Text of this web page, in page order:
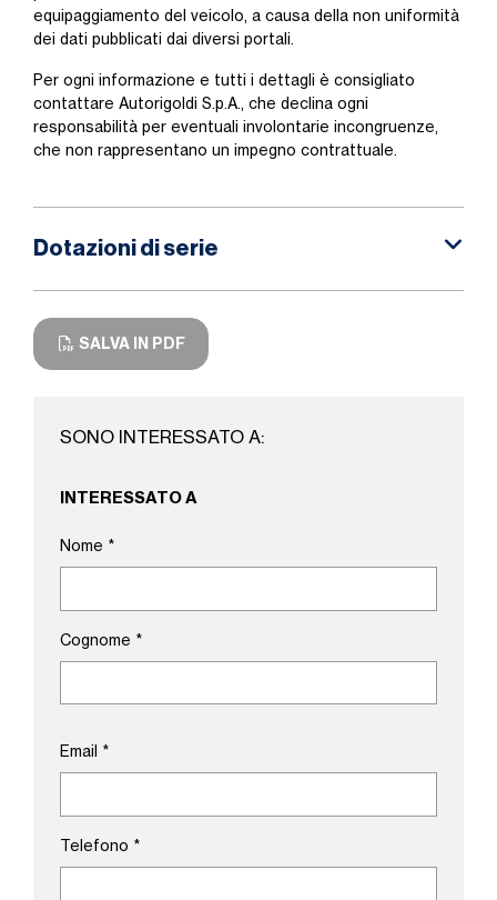
equipaggiamento del veicolo, a causa della non uniformità
dei dati pubblicati dai diversi portali.
Per ogni informazione e tutti i dettagli è consigliato
contattare Autorigoldi S.p.A., che declina ogni
responsabilità per eventuali involontarie incongruenze,
che non rappresentano un impegno contrattuale.
Dotazioni di serie
SALVA IN PDF
SONO INTERESSATO A:
INTERESSATO A
Nome *
Cognome *
Email *
Telefono *